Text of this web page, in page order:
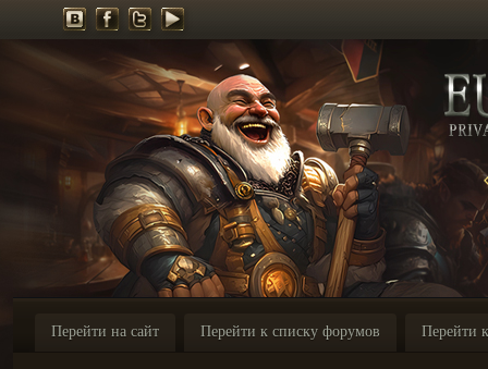
Перейти на сайт Перейти к списку форумов Перейти